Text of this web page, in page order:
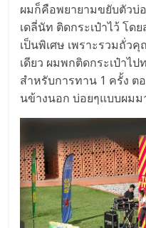
ผมก็คือพยายามขยับตัวบ่
เดลี่นัท ติดกระเป๋าไว้ โด
เป็นพิเศษ เพราะรวมถั่ว
เดียว ผมพกติดกระเป๋าไ
สำหรับการทาน 1 ครั้ง ต
นข้างนอก บ่อยๆแบบผมม